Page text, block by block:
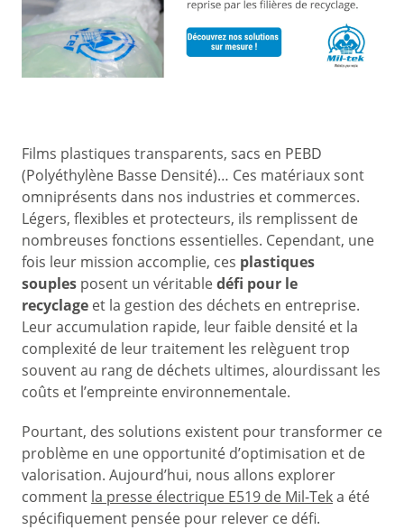
Films plastiques transparents, sacs en PEBD
(Polyéthylène Basse Densité)… Ces matériaux sont
omniprésents dans nos industries et commerces.
Légers, flexibles et protecteurs, ils remplissent de
nombreuses fonctions essentielles. Cependant, une
fois leur mission accomplie, ces plastiques
souples posent un véritabledéfi pour le
recyclage et la gestion des déchets en entreprise.
Leur accumulation rapide, leur faible densité et la
complexité de leur traitement les relèguent trop
souvent au rang de déchets ultimes, alourdissant les
coûts et l’empreinte environnementale.
Pourtant, des solutions existent pour transformer ce
problème en une opportunité d’optimisation et de
valorisation. Aujourd’hui, nous allons explorer
comment la presse électrique E519 de Mil-Teka été
spécifiquement pensée pour relever ce défi.